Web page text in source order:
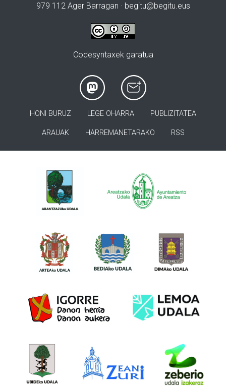
979 112 Ager Barragan · begitu@begitu.eus
Codesyntaxek garatua
HONI BURUZ LEGE OHARRA PUBLIZITATEA
ARAUAK HARREMANETARAKO RSS